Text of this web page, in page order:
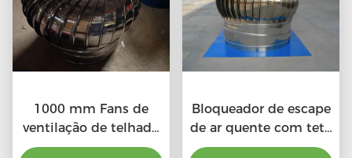
1000 mm Fans de
ventilação de telhado
industrial baratos
Bloqueador de escape
de ar quente com teto
de liga de alumínio de